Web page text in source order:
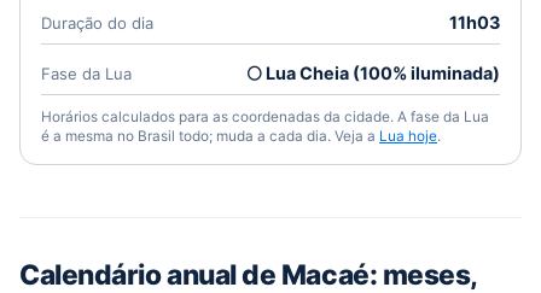
Duração do dia 11h03
Fase da Lua 🌕 Lua Cheia (100% iluminada)
Horários calculados para as coordenadas da cidade. A fase da Lua
é a mesma no Brasil todo; muda a cada dia. Veja a Lua hoje.
Calendário anual de Macaé: meses,